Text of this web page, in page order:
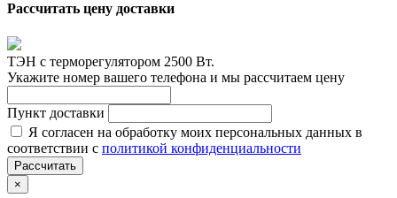
Рассчитать цену доставки
ТЭН c терморегулятором 2500 Вт.
Укажите номер вашего телефона и мы рассчитаем цену
Пункт доставки
Я согласен на обработку моих персональных данных в
соответствии с политикой конфиденциальности
Рассчитать
×